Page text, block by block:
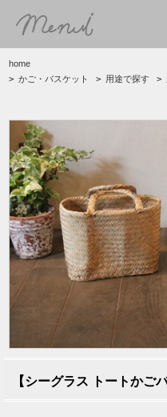
home
> かご・バスケット > 用途で探す >
【シーグラス トートかご